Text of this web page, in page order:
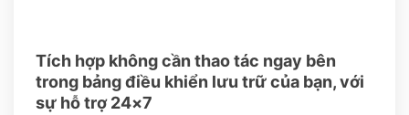
Tích hợp không cần thao tác ngay bên
trong bảng điều khiển lưu trữ của bạn, với
sự hỗ trợ 24×7